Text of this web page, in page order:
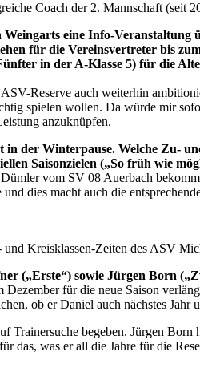
Coach der 2. Mannschaft (seit
eine Info-
für die Vereinsvertreter bis
in der A-Klasse 5) für die
Reserve auch weiterhin
spielen wollen. Da würde mir
anzuknüpfen.
der Winterpause. Welche Zu-
Saisonzielen („So früh wie
vom SV 08 Auerbach
dies macht auch die
Kreisklassen-Zeiten des ASV
(„Erste“) sowie Jürgen Born
für die neue Saison
ob er Daniel auch nächstes
Trainersuche begeben. Jürgen
das, was er all die Jahre für die